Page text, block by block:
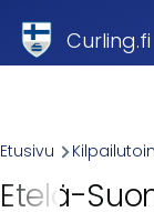
Curling.fi
Etusivu
Etelä-